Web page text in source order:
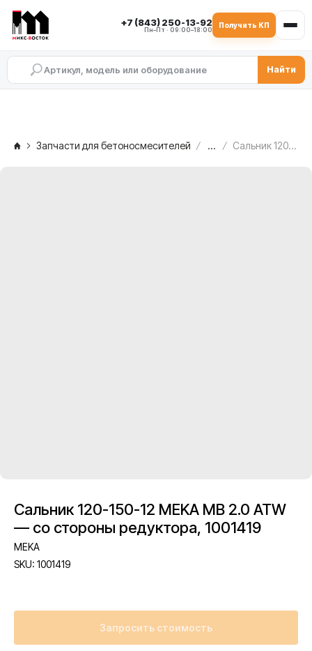
+7 (843) 250-13-92
Пн–Пт · 09:00–18:00
Получить КП
Найти
Запчасти для бетоносмесителей ... Сальник 120-150-12 MEKA MB 2.0 ATW — со стороны редуктора, 1001419
Сальник 120-150-12 MEKA MB 2.0 ATW
— со стороны редуктора, 1001419
MEKA
SKU: 1001419
Запросить стоимость